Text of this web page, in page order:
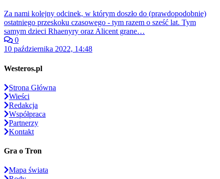
Za nami kolejny odcinek, w którym doszło do (prawdopodobnie)
ostatniego przeskoku czasowego - tym razem o sześć lat. Tym
samym dzieci Rhaenyry oraz Alicent grane…
0
10 października 2022, 14:48
Westeros.pl
Strona Główna
Wieści
Redakcja
Współpraca
Partnerzy
Kontakt
Gra o Tron
Mapa świata